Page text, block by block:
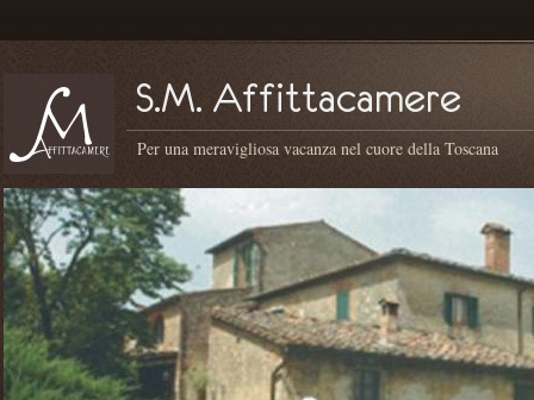
Per una meravigliosa vacanza nel cuore della Toscana